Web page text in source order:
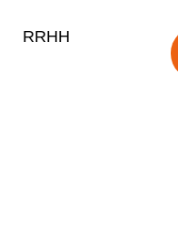
RRHH